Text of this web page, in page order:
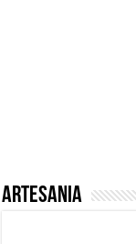
Artesania